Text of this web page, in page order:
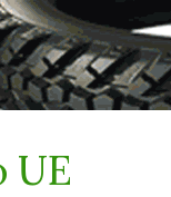
UE